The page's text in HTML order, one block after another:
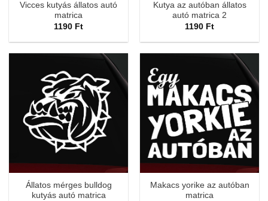
Vicces kutyás állatos autó
matrica
1190 Ft
Kutya az autóban állatos
autó matrica 2
1190 Ft
Állatos mérges bulldog
kutyás autó matrica
Makacs yorike az autóban
matrica